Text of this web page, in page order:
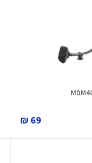
69 ₪